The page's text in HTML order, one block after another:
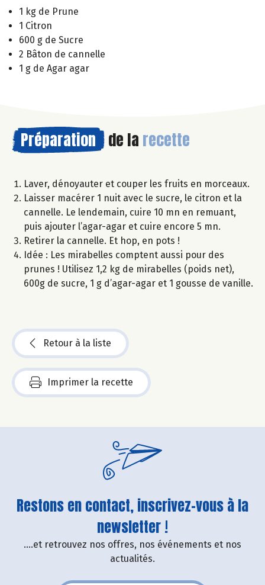
1 kg de Prune
1 Citron
600 g de Sucre
2 Bâton de cannelle
1 g de Agar agar
Préparation de la recette
Laver, dénoyauter et couper les fruits en morceaux.
Laisser macérer 1 nuit avec le sucre, le citron et la
cannelle. Le lendemain, cuire 10 mn en remuant,
puis ajouter l’agar-agar et cuire encore 5 mn.
Retirer la cannelle. Et hop, en pots !
Idée : Les mirabelles comptent aussi pour des
prunes ! Utilisez 1,2 kg de mirabelles (poids net),
600g de sucre, 1 g d’agar-agar et 1 gousse de vanille.
Retour à la liste
Imprimer la recette
Restons en contact, inscrivez-vous à la
newsletter !
....et retrouvez nos offres, nos événements et nos
actualités.